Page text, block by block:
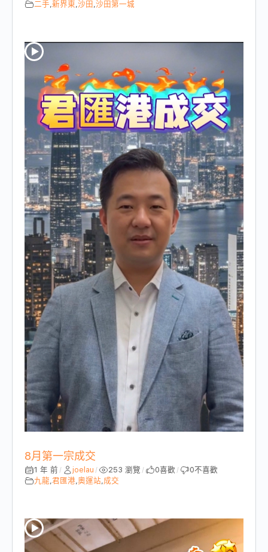
二手,新界東,沙田 ,沙田第一城
8月第一宗成交
1 年 前 / joelau / 253 瀏覽 / 0喜歡 / 0不喜歡
九龍 君匯港 奧運站 成交